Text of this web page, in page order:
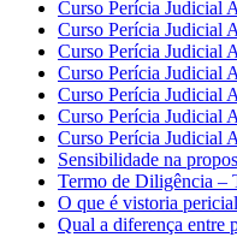
Curso Perícia Judicial
Curso Perícia Judicial
Curso Perícia Judicial
Curso Perícia Judicial
Curso Perícia Judicial
Curso Perícia Judicial
Curso Perícia Judicial
Sensibilidade na
Termo de Diligência –
O que é vistoria
Qual a diferença entre